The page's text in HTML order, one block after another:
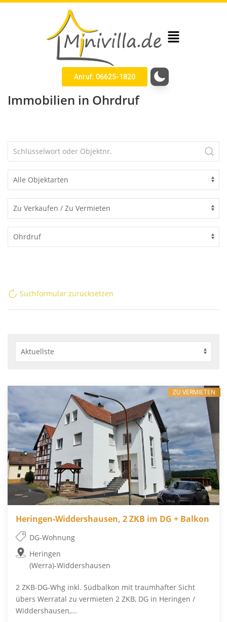
Anruf: 06625-1820
Immobilien in Ohrdruf
Suchformular zurücksetzen
Heringen-Widdershausen, 2 ZKB im DG + Balkon
DG-Wohnung
Heringen
(Werra)-Widdershausen
2 ZKB-DG-Whg inkl. Südbalkon mit traumhafter Sicht
übers Werratal zu vermieten 2 ZKB, DG in Heringen /
Widdershausen,...
ZU VERMIETEN